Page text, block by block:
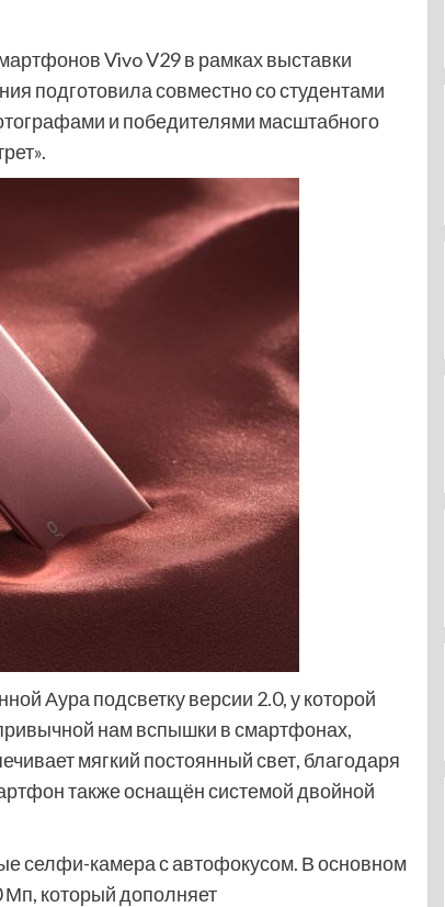
Vivo V29 в рамках выставки
подготовила совместно со студентами
и победителями масштабного
Аура подсветку версии 2.0, у которой
нам вспышки в смартфонах,
мягкий постоянный свет, благодаря
также оснащён системой двойной
селфи-камера с автофокусом. В основном
Мп, который дополняет